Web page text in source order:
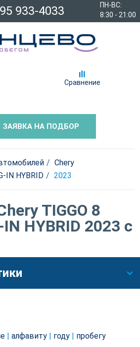
ПН-ВС:
8:30 - 21:00
933-4033
Сравнение
ЗАЯВКА НА ПОДБОР
Chery
IN HYBRID
2023
TIGGO 8
IN HYBRID 2023 с
алфавиту году пробегу